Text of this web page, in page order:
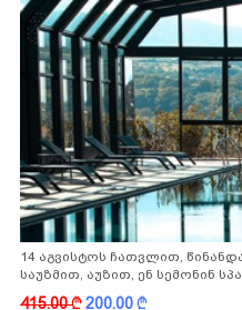
14 აგვისტოს ჩათვლით,
საუზმით, აუზით, ენ სემონინ
ფასდაკლებით
415.00k200.00k